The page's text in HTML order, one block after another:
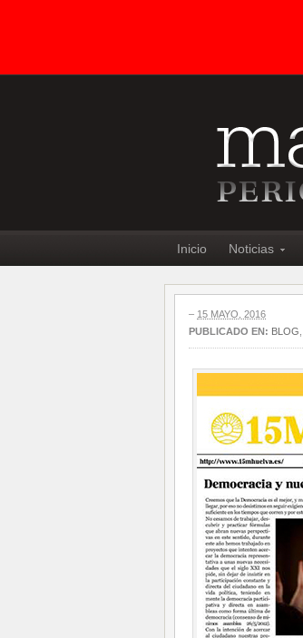
Inicio Noticias
– 15 MAYO, 2016
PUBLICADO EN: BLOG